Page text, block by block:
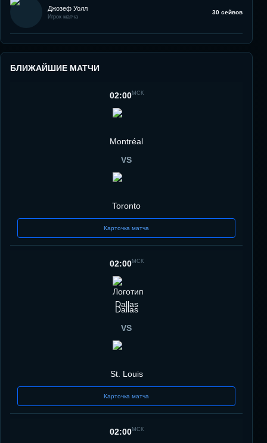
Джозеф Уолл
Игрок матча
30 сейвов
БЛИЖАЙШИЕ МАТЧИ
02:00МСК
Montréal
VS
Toronto
Карточка матча
02:00МСК
Dallas
VS
St. Louis
Карточка матча
02:00МСК